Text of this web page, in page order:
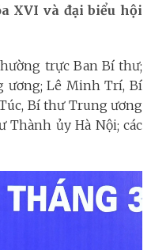
XVI và đại biểu hội
trực Ban Bí thư;
ương; Lê Minh Trí, Bí
Bí thư Trung ương
Thành ủy Hà Nội; các